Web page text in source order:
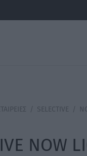
/ SELECTIVE /
NOW